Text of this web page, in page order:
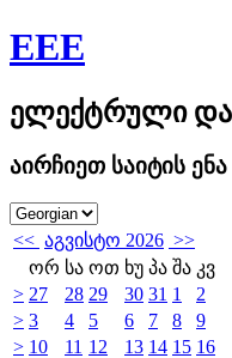
EEE
ელექტრული და
აირჩიეთ საიტის ენა
<< აგვისტო 2026 >>
ორ სა ოთ ხუ პა შა კვ
> 27 28 29 30 31 1
2
> 3 4 5 6 7 8
9
> 10 11 12 13 14 15 16